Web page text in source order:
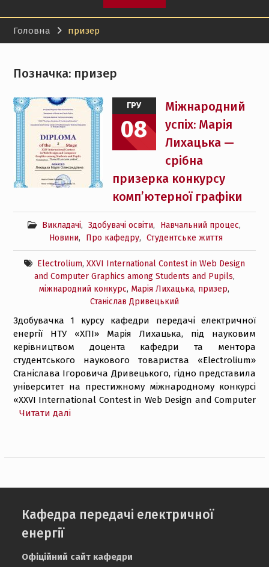
Лауреат конкурсу
передачі електричної
отримав міську відзнаку
Головна призер
Позначка: призер
ГРУ
08
Міжнародний
успіх: Марія
Лихацька —
срібна
призерка конкурсу
комп’ютерної графіки
Викладачі, Здобувачі освіти, Навчальний процес,
Новини, Про кафедру, Студентське життя
Electrolium, XXVI International Contest in Web Design
and Computer Graphics among Students and Pupils,
міжнародний конкурс, Марія Лихацька, призер,
Станіслав Дривецький
Здобувачка 1 курсу кафедри передачі електричної
енергії НТУ «ХПІ» Марія Лихацька, під науковим
керівництвом доцента кафедри та ментора
студентського наукового товариства «Electrolium»
Станіслава Ігоровича Дривецького, гідно представила
університет на престижному міжнародному конкурсі
«XXVI International Contest in Web Design and Computer
Читати далі
Кафедра передачі електричної
енергії
Офіційний сайт кафедри